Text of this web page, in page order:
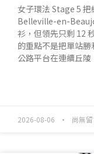
女子環法 Stage 5
Belleville-en-
衫，但領先只剩 12
的重點不是把單站
公路平台在連續丘陵
2026-08-06 尚無